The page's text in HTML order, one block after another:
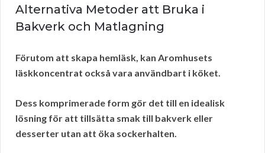
Alternativa Metoder att Bruka i
Bakverk och Matlagning
Förutom att skapa hemläsk, kan Aromhusets
läskkoncentrat också vara användbart i köket.
Dess komprimerade form gör det till en idealisk
lösning för att tillsätta smak till bakverk eller
desserter utan att öka sockerhalten.